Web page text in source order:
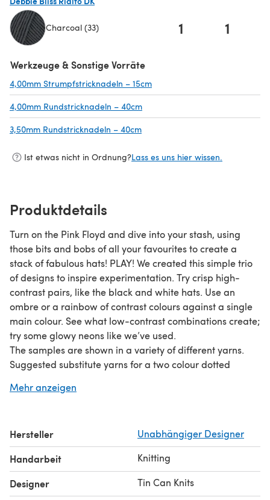
Charcoal (33) 1 1
Werkzeuge & Sonstige Vorräte
4,00mm Strumpfstricknadeln – 15cm
4,00mm Rundstricknadeln – 40cm
3,50mm Rundstricknadeln – 40cm
Ist etwas nicht in Ordnung?Lass es uns hier wissen.
Produktdetails
Turn on the Pink Floyd and dive into your stash, using
those bits and bobs of all your favourites to create a
stack of fabulous hats! PLAY! We created this simple trio
of designs to inspire experimentation. Try crisp high-
contrast pairs, like the black and white hats. Use an
ombre or a rainbow of contrast colours against a single
main colour. See what low-contrast combinations create;
try some glowy neons like we’ve used.
The samples are shown in a variety of different yarns.
Suggested substitute yarns for a two colour dotted
Mehr anzeigen
Hersteller Unabhängiger Designer
Handarbeit Knitting
Designer Tin Can Knits